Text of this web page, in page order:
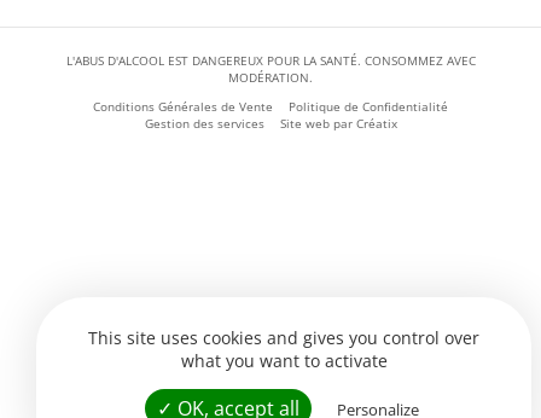
L'ABUS D'ALCOOL EST DANGEREUX POUR LA SANTÉ. CONSOMMEZ AVEC
MODÉRATION.
Conditions Générales de Vente
Politique de Confidentialité
Gestion des services
Site web par Créatix
This site uses cookies and gives you control over
what you want to activate
✓ OK, accept all Personalize